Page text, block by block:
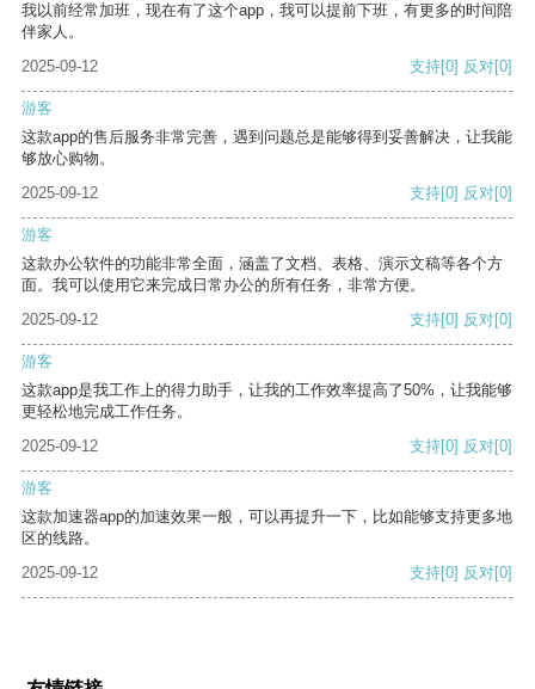
我以前经常加班，现在有了这个app，我可以提前下班，有更多的时间陪
伴家人。
2025-09-12
支持[0] 反对[0]
游客
这款app的售后服务非常完善，遇到问题总是能够得到妥善解决，让我能
够放心购物。
2025-09-12
支持[0] 反对[0]
游客
这款办公软件的功能非常全面，涵盖了文档、表格、演示文稿等各个方
面。我可以使用它来完成日常办公的所有任务，非常方便。
2025-09-12
支持[0] 反对[0]
游客
这款app是我工作上的得力助手，让我的工作效率提高了50%，让我能够
更轻松地完成工作任务。
2025-09-12
支持[0] 反对[0]
游客
这款加速器app的加速效果一般，可以再提升一下，比如能够支持更多地
区的线路。
2025-09-12
支持[0] 反对[0]